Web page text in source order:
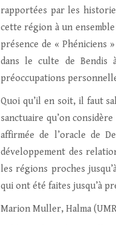
rapportées par les
cette région à un
présence de « Phéniciens
dans le culte de Bendis
préoccupations
Quoi qu’il en soit, il faut
sanctuaire qu’on
affirmée de l’oracle de
développement des
les régions proches
qui ont été faites jusqu’à
Marion Muller, Halma